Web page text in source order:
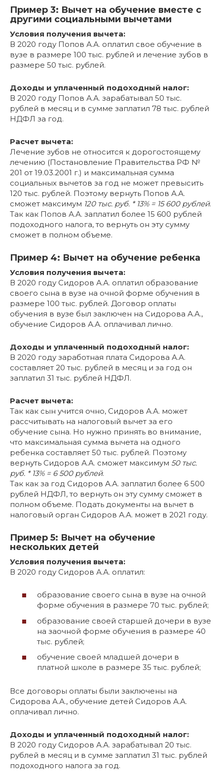
Пример 3: Вычет на обучение вместе с
другими социальными вычетами
Условия получения вычета:
В 2020 году Попов А.А. оплатил свое обучение в
вузе в размере 100 тыс. рублей и лечение зубов в
размере 50 тыс. рублей.
Доходы и уплаченный подоходный налог:
В 2020 году Попов А.А. зарабатывал 50 тыс.
рублей в месяц и в сумме заплатил 78 тыс. рублей
НДФЛ за год.
Расчет вычета:
Лечение зубов не относится к дорогостоящему
лечению (Постановление Правительства РФ №
201 от 19.03.2001 г.) и максимальная сумма
социальных вычетов за год не может превысить
120 тыс. рублей. Поэтому вернуть Попов А.А.
сможет максимум 120 тыс. руб. * 13% = 15 600 рублей.
Так как Попов А.А. заплатил более 15 600 рублей
подоходного налога, то вернуть он эту сумму
сможет в полном объеме.
Пример 4: Вычет на обучение ребенка
Условия получения вычета:
В 2020 году Сидоров А.А. оплатил образование
своего сына в вузе на очной форме обучения в
размере 100 тыс. рублей. Договор оплаты
обучения в вузе был заключен на Сидорова А.А.,
обучение Сидоров А.А. оплачивал лично.
Доходы и уплаченный подоходный налог:
В 2020 году заработная плата Сидорова А.А.
составляет 20 тыс. рублей в месяц и за год он
заплатил 31 тыс. рублей НДФЛ.
Расчет вычета:
Так как сын учится очно, Сидоров А.А. может
рассчитывать на налоговый вычет за его
обучение сына. Но нужно принять во внимание,
что максимальная сумма вычета на одного
ребенка составляет 50 тыс. рублей. Поэтому
вернуть Сидоров А.А. сможет максимум 50 тыс.
руб. * 13% = 6 500 рублей.
Так как за год Сидоров А.А. заплатил более 6 500
рублей НДФЛ, то вернуть он эту сумму сможет в
полном объеме. Подать документы на вычет в
налоговый орган Сидоров А.А. может в 2021 году.
Пример 5: Вычет на обучение
нескольких детей
Условия получения вычета:
В 2020 году Сидоров А.А. оплатил:
образование своего сына в вузе на очной
форме обучения в размере 70 тыс. рублей;
образование своей старшей дочери в вузе
на заочной форме обучения в размере 40
тыс. рублей;
обучение своей младшей дочери в
платной школе в размере 35 тыс. рублей;
Все договоры оплаты были заключены на
Сидорова А.А., обучение детей Сидоров А.А.
оплачивал лично.
Доходы и уплаченный подоходный налог:
В 2020 году Сидоров А.А. зарабатывал 20 тыс.
рублей в месяц и в сумме заплатил 31 тыс. рублей
подоходного налога за год.